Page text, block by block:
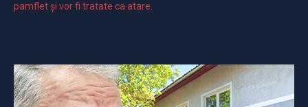
pamflet și vor fi tratate ca atare.